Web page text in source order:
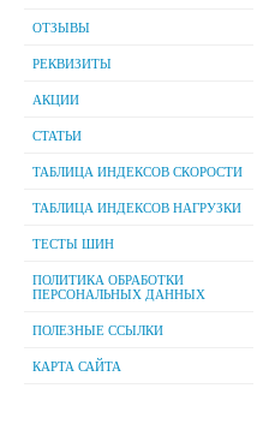
ОТЗЫВЫ
РЕКВИЗИТЫ
АКЦИИ
СТАТЬИ
ТАБЛИЦА ИНДЕКСОВ СКОРОСТИ
ТАБЛИЦА ИНДЕКСОВ НАГРУЗКИ
ТЕСТЫ ШИН
ПОЛИТИКА ОБРАБОТКИ
ПЕРСОНАЛЬНЫХ ДАННЫХ
ПОЛЕЗНЫЕ ССЫЛКИ
КАРТА САЙТА